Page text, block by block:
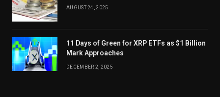
AUGUST 24, 2025
11 Days of Green for XRP ETFs as $1 Billion
Mark Approaches
DECEMBER 2, 2025